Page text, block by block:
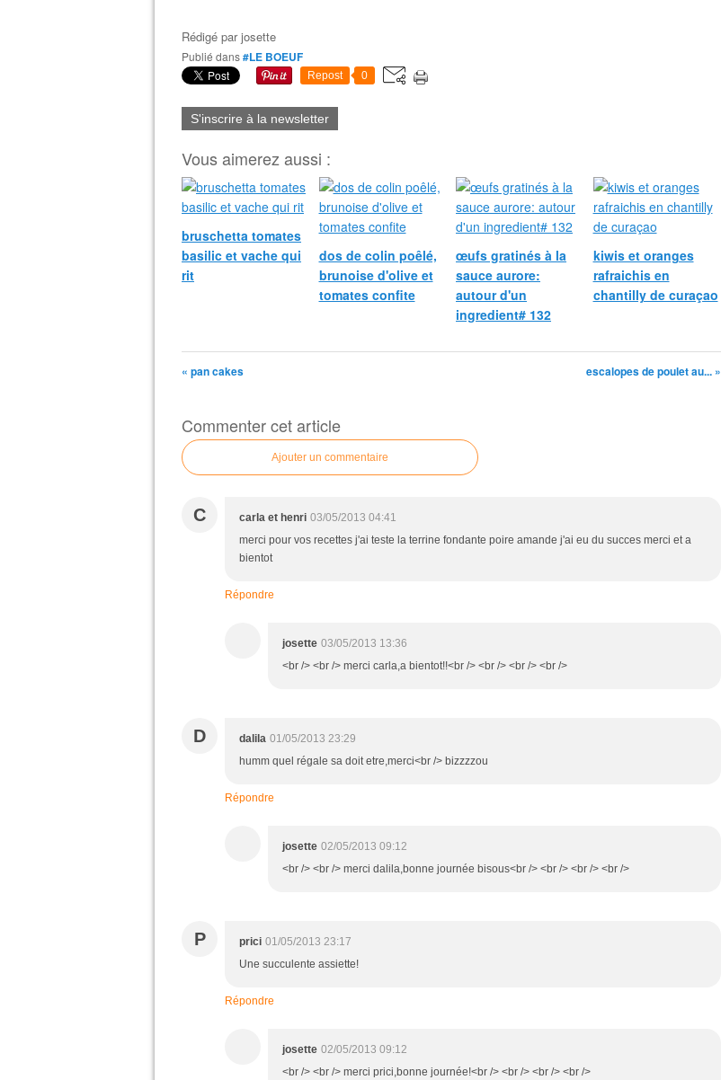
Rédigé parjosette
Publié dans#LE BOEUF
Repost 0
S'inscrire à la newsletter
Vous aimerez aussi :
bruschetta tomates
basilic et vache qui
rit
dos de colin poêlé,
brunoise d'olive et
tomates confite
œufs gratinés à la
sauce aurore:
autour d'un
ingredient# 132
kiwis et oranges
rafraichis en
chantilly de curaçao
« pan cakes escalopes de poulet au... »
Commenter cet article
Ajouter un commentaire
C carla et henri 03/05/2013 04:41
merci pour vos recettes j'ai teste la terrine fondante poire amande j'ai eu du succes merci et a
bientot
Répondre
josette 03/05/2013 13:36
<br /> <br /> merci carla,a bientot!!<br /> <br /> <br /> <br />
D dalila 01/05/2013 23:29
humm quel régale sa doit etre,merci<br /> bizzzzou
Répondre
josette 02/05/2013 09:12
<br /> <br /> merci dalila,bonne journée bisous<br /> <br /> <br /> <br />
P prici 01/05/2013 23:17
Une succulente assiette!
Répondre
josette 02/05/2013 09:12
<br /> <br /> merci prici,bonne journée!<br /> <br /> <br /> <br />